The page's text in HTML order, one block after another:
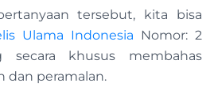
tersebut, kita bisa
Ulama Indonesia Nomor: 2
secara khusus membahas
peramalan.